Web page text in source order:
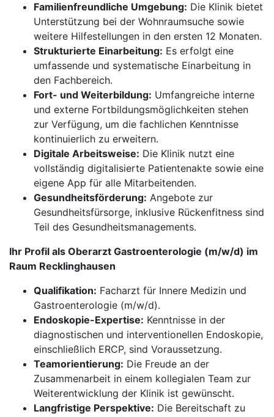
Familienfreundliche Umgebung: Die Klinik bietet
Unterstützung bei der Wohnraumsuche sowie
weitere Hilfestellungen in den ersten 12 Monaten.
Strukturierte Einarbeitung: Es erfolgt eine
umfassende und systematische Einarbeitung in
den Fachbereich.
Fort- und Weiterbildung: Umfangreiche interne
und externe Fortbildungsmöglichkeiten stehen
zur Verfügung, um die fachlichen Kenntnisse
kontinuierlich zu erweitern.
Digitale Arbeitsweise: Die Klinik nutzt eine
vollständig digitalisierte Patientenakte sowie eine
eigene App für alle Mitarbeitenden.
Gesundheitsförderung: Angebote zur
Gesundheitsfürsorge, inklusive Rückenfitness sind
Teil des Gesundheitsmanagements.
Ihr Profil als Oberarzt Gastroenterologie (m/w/d) im
Raum Recklinghausen
Qualifikation: Facharzt für Innere Medizin und
Gastroenterologie (m/w/d).
Endoskopie-Expertise: Kenntnisse in der
diagnostischen und interventionellen Endoskopie,
einschließlich ERCP, sind Voraussetzung.
Teamorientierung: Die Freude an der
Zusammenarbeit in einem kollegialen Team zur
Weiterentwicklung der Klinik ist gewünscht.
Langfristige Perspektive: Die Bereitschaft zu